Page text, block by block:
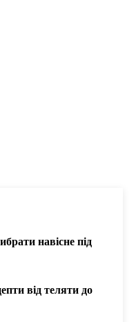
навісне під
від теляти до